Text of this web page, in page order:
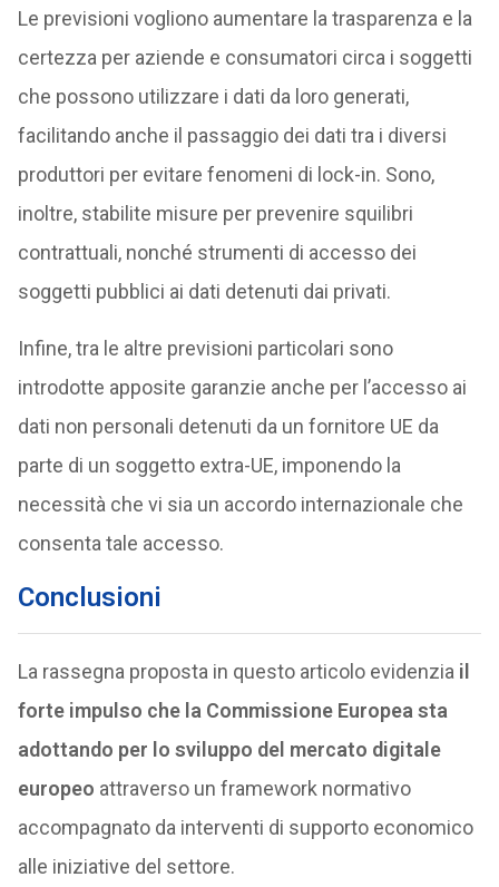
Le previsioni vogliono aumentare la trasparenza e la
certezza per aziende e consumatori circa i soggetti
che possono utilizzare i dati da loro generati,
facilitando anche il passaggio dei dati tra i diversi
produttori per evitare fenomeni di lock-in. Sono,
inoltre, stabilite misure per prevenire squilibri
contrattuali, nonché strumenti di accesso dei
soggetti pubblici ai dati detenuti dai privati.
Infine, tra le altre previsioni particolari sono
introdotte apposite garanzie anche per l’accesso ai
dati non personali detenuti da un fornitore UE da
parte di un soggetto extra-UE, imponendo la
necessità che vi sia un accordo internazionale che
consenta tale accesso.
Conclusioni
La rassegna proposta in questo articolo evidenzia il
forte impulso che la Commissione Europea sta
adottando per lo sviluppo del mercato digitale
europeo attraverso un framework normativo
accompagnato da interventi di supporto economico
alle iniziative del settore.